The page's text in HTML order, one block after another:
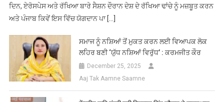
ਦਿਨ, ਏਰੋਸਪੇਸ ਅਤੇ ਰੱਖਿਆ ਬਾਰੇ ਸੈਸ਼ਨ ਦੌਰਾਨ ਦੇਸ਼ ਦੇ ਰੱਖਿਆ ਢਾਂਚੇ ਨੂੰ ਮਜ਼ਬੂਤ ਕਰਨ
ਅਤੇ ਪੰਜਾਬ ਕਿਵੇਂ ਇਸ ਵਿੱਚ ਯੋਗਦਾਨ ਪਾ […]
ਸਮਾਜ ਨੂੰ ਨਸ਼ਿਆਂ ਤੋਂ ਮੁਕਤ ਕਰਨ ਲਈ ਵਿਆਪਕ ਲੋਕ
ਲਹਿਰ ਬਣੀ ‘ਯੁੱਧ ਨਸ਼ਿਆਂ ਵਿਰੁੱਧ’ : ਕਰਮਜੀਤ ਕੌਰ
December 25, 2025
Aaj Tak Aamne Saamne